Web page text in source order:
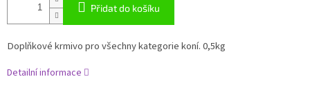
Přidat do košíku
Doplňkové krmivo pro všechny kategorie koní. 0,5kg
Detailní informace